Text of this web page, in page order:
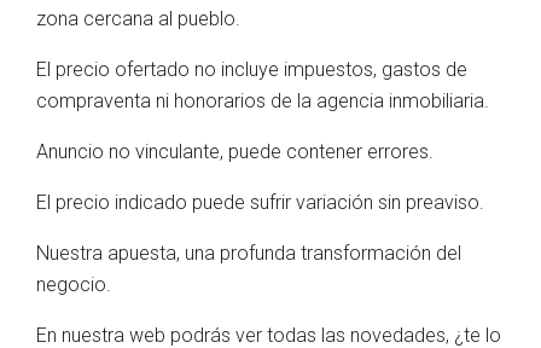
zona cercana al pueblo.
El precio ofertado no incluye impuestos, gastos de
compraventa ni honorarios de la agencia inmobiliaria.
Anuncio no vinculante, puede contener errores.
El precio indicado puede sufrir variación sin preaviso.
Nuestra apuesta, una profunda transformación del
negocio.
En nuestra web podrás ver todas las novedades, ¿te lo